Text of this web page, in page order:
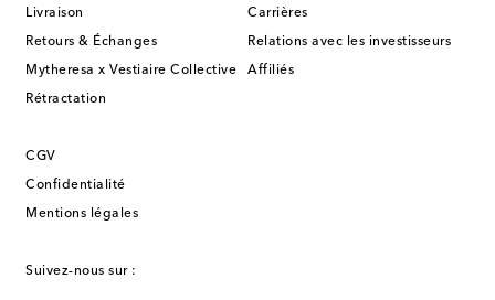
Livraison
Retours & Échanges
Mytheresa x Vestiaire Collective
Rétractation
Carrières
Relations avec les investisseurs
Affiliés
CGV
Confidentialité
Mentions légales
Suivez-nous sur :